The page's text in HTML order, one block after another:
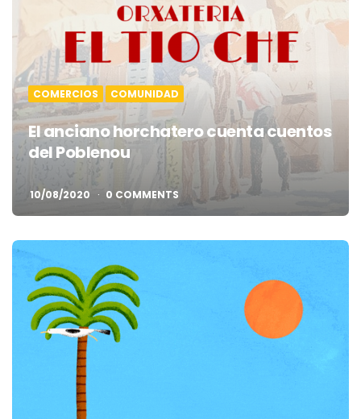
COMERCIOS COMUNIDAD
El anciano horchatero cuenta cuentos
del Poblenou
10/08/2020 0 COMMENTS